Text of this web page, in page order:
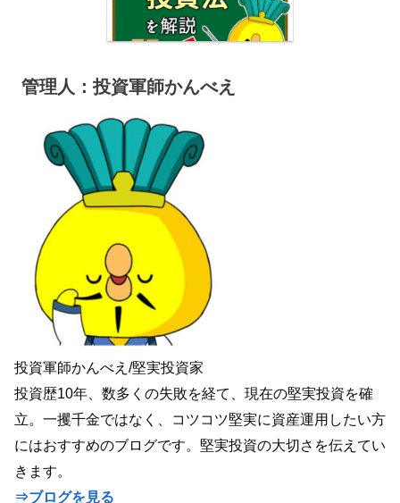
管理人：投資軍師かんべえ
投資軍師かんべえ/堅実投資家
投資歴10年、数多くの失敗を経て、現在の堅実投資を確
立。一攫千金ではなく、コツコツ堅実に資産運用したい方
にはおすすめのブログです。堅実投資の大切さを伝えてい
きます。
⇒ブログを見る